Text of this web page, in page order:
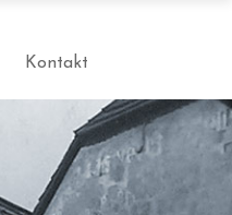
Kontakt